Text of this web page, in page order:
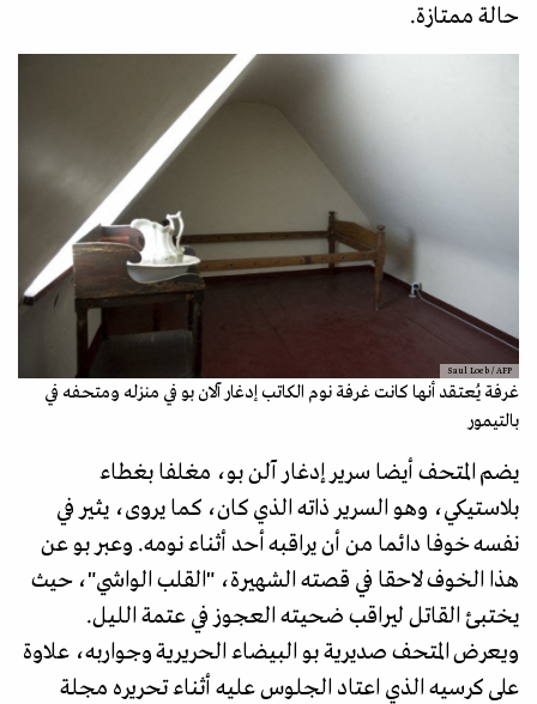
حالة ممتازة.
Saul Loeb / AFP
غرفة يُعتقد أنها كانت غرفة نوم الكاتب إدغار آلان بو في منزله ومتحفه في
بالتيمور
يضم المتحف أيضا سرير إدغار آلن بو، مغلفا بغطاء
بلاستيكي، وهو السرير ذاته الذي كان، كما يروى، يثير في
نفسه خوفا دائما من أن يراقبه أحد أثناء نومه. وعبر بو عن
هذا الخوف لاحقا في قصته الشهيرة، "القلب الواشي"، حيث
يختبئ القاتل ليراقب ضحيته العجوز في عتمة الليل.
ويعرض المتحف صديرية بو البيضاء الحريرية وجواربه، علاوة
على كرسيه الذي اعتاد الجلوس عليه أثناء تحريره مجلة